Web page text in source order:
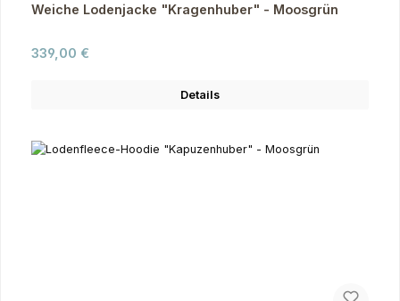
Weiche Lodenjacke "Kragenhuber" - Moosgrün
Regulärer Preis:
339,00 €
Details